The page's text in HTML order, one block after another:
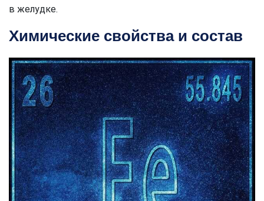
в желудке.
Химические свойства и состав